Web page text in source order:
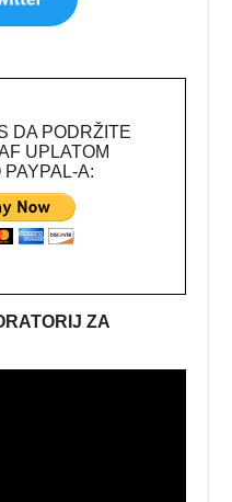
DA PODRŽITE
UPLATOM
PAYPAL-A:
ZA